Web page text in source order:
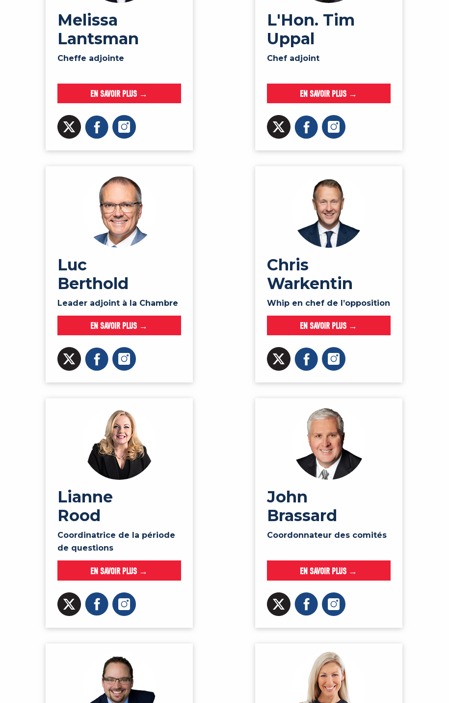
Melissa
Lantsman
Cheffe adjointe
EN SAVOIR PLUS →
L'Hon. Tim
Uppal
Chef adjoint
EN SAVOIR PLUS →
Luc
Berthold
Leader adjoint à la Chambre
EN SAVOIR PLUS →
Chris
Warkentin
Whip en chef de l’opposition
EN SAVOIR PLUS →
Lianne
Rood
Coordinatrice de la période
de questions
EN SAVOIR PLUS →
John
Brassard
Coordonnateur des comités
EN SAVOIR PLUS →